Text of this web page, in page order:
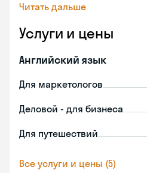
Читать дальше
Услуги и цены
Английский язык
Для маркетологов
Деловой - для бизнеса
Для путешествий
Все услуги и цены (5)